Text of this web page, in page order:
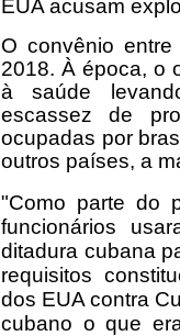
EUA acusam
O convênio
2018. À época, o
à saúde
escassez de
ocupadas por
outros países, a
"Como parte do
funcionários
ditadura cubana
requisitos
dos EUA contra
cubano o que